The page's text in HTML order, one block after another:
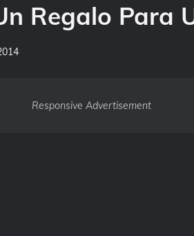
Regalo Para
Responsive Advertisement